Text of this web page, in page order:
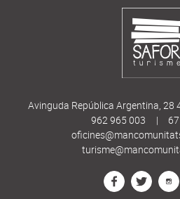
Avinguda República Argentina, 28
962 965 003
|